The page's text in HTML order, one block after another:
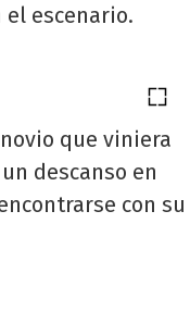
escenario.
que viniera
descanso en
con su